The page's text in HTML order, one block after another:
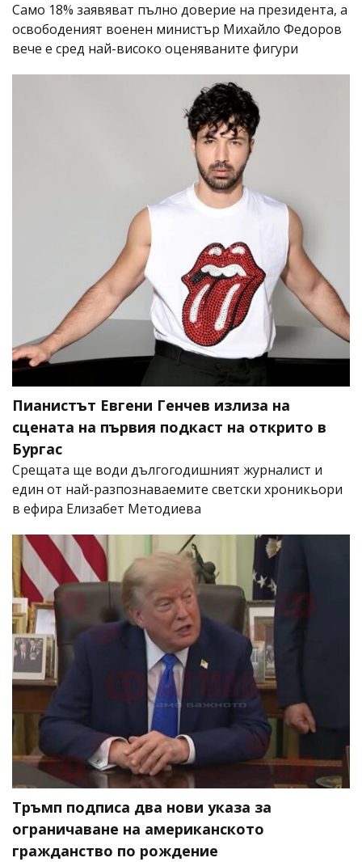
Само 18% заявяват пълно доверие на президента, а
освободеният военен министър Михайло Федоров
вече е сред най-високо оценяваните фигури
Пианистът Евгени Генчев излиза на
сцената на първия подкаст на открито в
Бургас
Срещата ще води дългогодишният журналист и
един от най-разпознаваемите светски хроникьори
в ефира Елизабет Методиева
Тръмп подписа два нови указа за
ограничаване на американското
гражданство по рождение